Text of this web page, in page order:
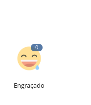
0
Engraçado